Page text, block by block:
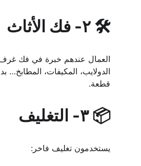
🛠️ ٢- فك الأثاث
العمال عندهم خبرة في فك غرف
الدولايب، المكيفات، المطابخ…
قطعة.
📦 ٣- التغليف
يستخدمون تغليف فاخر: